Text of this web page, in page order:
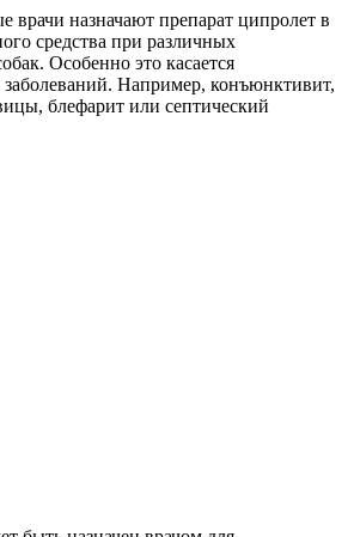
врачи назначают препарат ципролет в
средства при различных
Особенно это касается
заболеваний. Например, конъюнктивит,
блефарит или септический